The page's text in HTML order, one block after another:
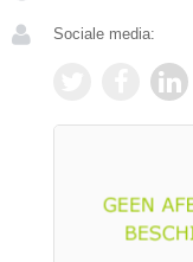
Sociale media: